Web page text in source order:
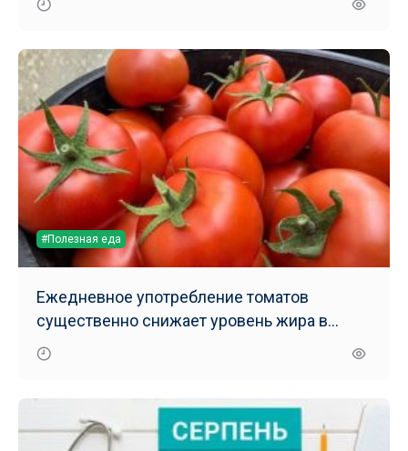
#Полезная еда
Ежедневное употребление томатов
существенно снижает уровень жира в
печени – результаты нового исследования